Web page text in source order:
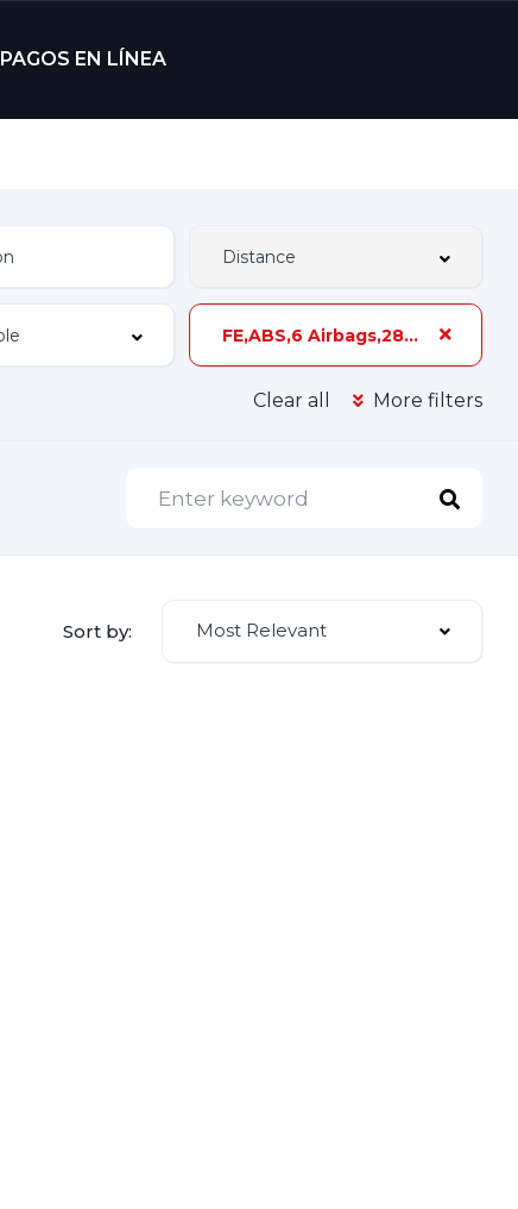
PAGOS EN LÍNEA
FE,ABS,6 Airbags,280 hp,Único Dueño
Clear all More filters
Sort by: Most Relevant